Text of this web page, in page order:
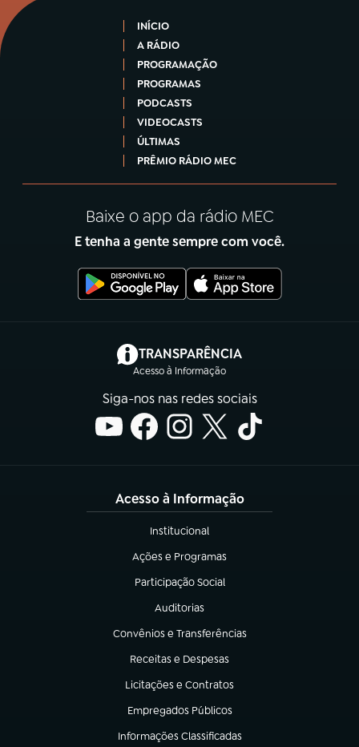
INÍCIO
A RÁDIO
PROGRAMAÇÃO
PROGRAMAS
PODCASTS
VIDEOCASTS
ÚLTIMAS
PRÊMIO RÁDIO MEC
Baixe o app da rádio MEC
E tenha a gente sempre com você.
TRANSPARÊNCIA
Acesso à Informação
(abre em nova aba)
Siga-nos nas redes sociais
Acesso à Informação
Institucional
(abre em nova aba)
Ações e Programas
(abre em nova aba)
Participação Social
(abre em nova aba)
Auditorias
(abre em nova aba)
Convênios e Transferências
(abre em nova aba)
Receitas e Despesas
(abre em nova aba)
Licitações e Contratos
(abre em nova aba)
Empregados Públicos
(abre em nova aba)
Informações Classificadas
(abre em nova aba)